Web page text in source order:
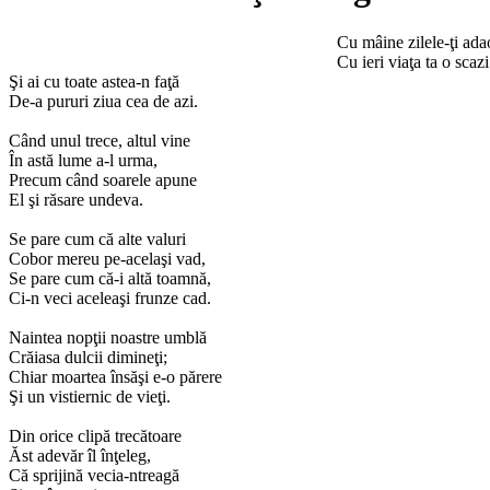
Cu mâine zilele-ţi
Cu ieri viaţa ta o scazi
Şi ai cu toate astea-n faţă
De-a pururi ziua cea de azi.
Când unul trece, altul vine
În astă lume a-l urma,
Precum când soarele apune
El şi răsare undeva.
Se pare cum că alte valuri
Cobor mereu pe-acelaşi vad,
Se pare cum că-i altă toamnă,
Ci-n veci aceleaşi frunze cad.
Naintea nopţii noastre umblă
Crăiasa dulcii dimineţi;
Chiar moartea însăşi e-o părere
Şi un vistiernic de vieţi.
Din orice clipă trecătoare
Ăst adevăr îl înţeleg,
Că sprijină vecia-ntreagă